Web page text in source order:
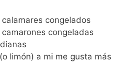
congelados
congeladas
limón) a mi me gusta más